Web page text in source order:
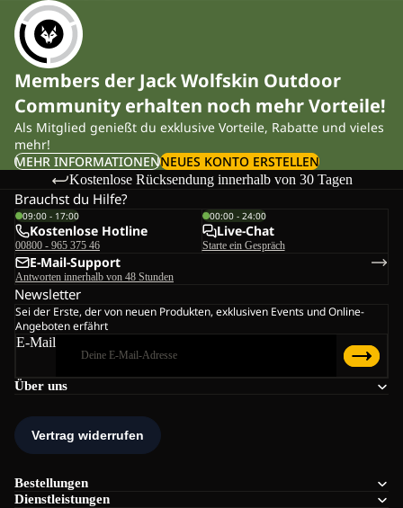
Members der Jack Wolfskin Outdoor
Community erhalten noch mehr Vorteile!
Als Mitglied genießt du exklusive Vorteile, Rabatte und vieles
mehr!
MEHR INFORMATIONENNEUES KONTO ERSTELLEN
Kostenlose Rücksendung innerhalb von 30 Tagen
Über uns
Bestellungen
Dienstleistungen
Brauchst du Hilfe?
09:00 - 17:00
Kostenlose Hotline
00800 - 965 375 46
00:00 - 24:00
Live-Chat
Starte ein Gespräch
E-Mail-Support
Antworten innerhalb von 48 Stunden
Newsletter
Sei der Erste, der von neuen Produkten, exklusiven Events und Online-
Angeboten erfährt
E-Mail